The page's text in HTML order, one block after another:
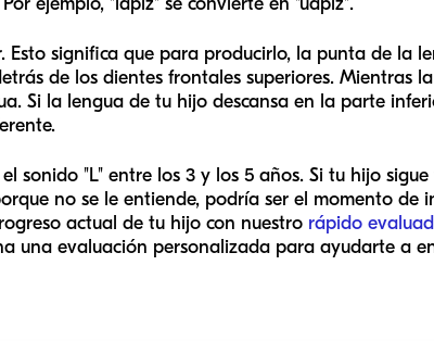
Esto significa que para producirlo, la punta de la
de los dientes frontales superiores. Mientras
Si la lengua de tu hijo descansa en la parte
sonido "L" entre los 3 y los 5 años. Si tu hijo
no se le entiende, podría ser el momento
actual de tu hijo con nuestro rápido
una evaluación personalizada para ayudarte a